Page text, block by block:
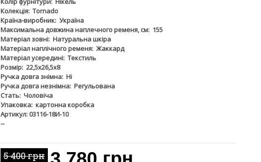
Колекція: Tornado
Країна-виробник: Україна
Максимальна довжина наплечного ременя, см: 155
Матеріал зовні: Натуральна шкіра
Матеріал наплічного ременя: Жаккард
Матеріал усередині: Текстиль
Розмір: 22,5х26,5х8
Ручка довга знімна: Ні
Ручка довга незнімна: Регульована
Стать: Чоловіча
Упаковка: картонна коробка
Артикул: 03116-18И-10
--
5 400 грн